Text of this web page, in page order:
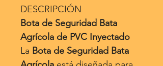
DESCRIPCIÓN
Bota de Seguridad Bata
Agrícola de PVC Inyectado
La Bota de Seguridad Bata